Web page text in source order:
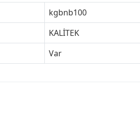
kgbnb100
KALİTEK
Var